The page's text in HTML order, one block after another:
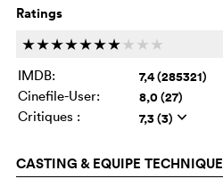
Ratings
ccccccc c c c
IMDB:
7,4 (285321)
Cinefile-User: 8,0 (27)
Critiques : 7,3 (3) q
CASTING & EQUIPE TECHNIQUE